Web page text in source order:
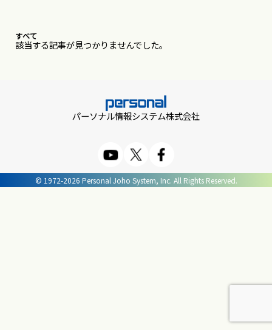
すべて
該当する記事が見つかりませんでした。
パーソナル情報システム株式会社
© 1972-2026 Personal Joho System, Inc. All Rights Reserved.